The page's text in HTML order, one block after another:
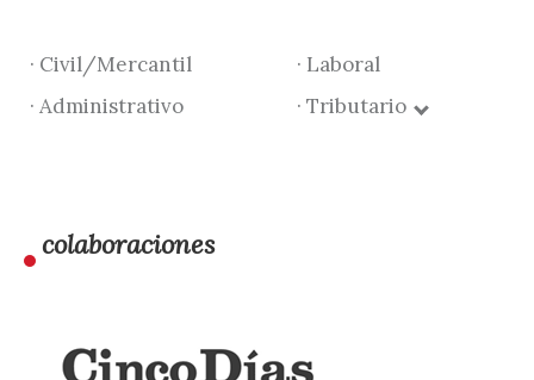
· Civil/Mercantil
· Laboral
· Administrativo
· Tributario
colaboraciones